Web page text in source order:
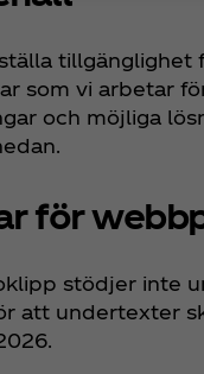
tillgänglighet
som vi arbetar
och möjliga
för
stödjer inte
att undertexter